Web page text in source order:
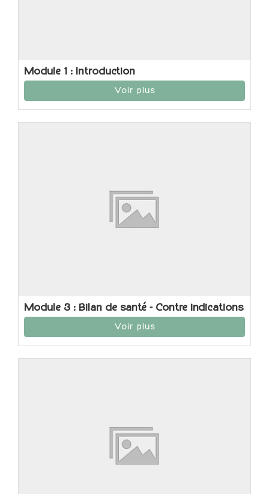
Module 1 : Introduction
Voir plus
Module 3 : Bilan de santé - Contre indications
Voir plus